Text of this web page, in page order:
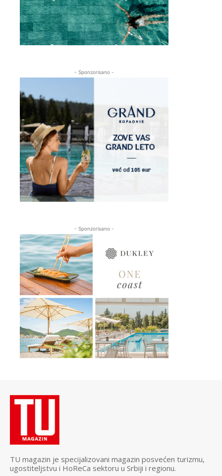
- Sponzorisano -
- Sponzorisano -
TU magazin je specijalizovani magazin posvećen turizmu,
ugostiteljstvu i HoReCa sektoru u Srbiji i regionu.